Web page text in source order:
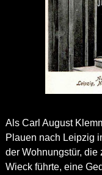
Als Carl August
Plauen nach Leipzig
der Wohnungstür,
Wieck führte, eine